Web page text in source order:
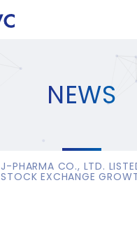
NEWS
J-PHARMA CO., LTD.
STOCK EXCHANGE